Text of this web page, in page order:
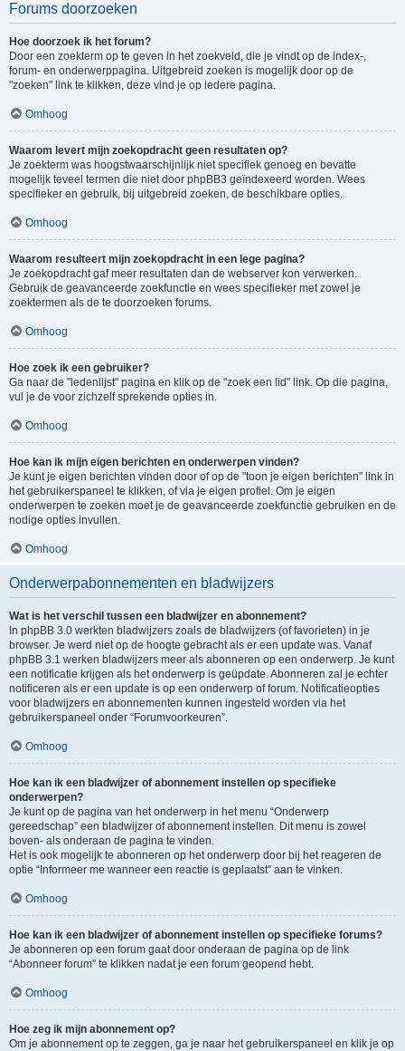
Forums doorzoeken
Hoe doorzoek ik het forum?
Door een zoekterm op te geven in het zoekveld, die je vindt op de index-,
forum- en onderwerppagina. Uitgebreid zoeken is mogelijk door op de
"zoeken" link te klikken, deze vind je op iedere pagina.
Omhoog
Waarom levert mijn zoekopdracht geen resultaten op?
Je zoekterm was hoogstwaarschijnlijk niet specifiek genoeg en bevatte
mogelijk teveel termen die niet door phpBB3 geïndexeerd worden. Wees
specifieker en gebruik, bij uitgebreid zoeken, de beschikbare opties.
Omhoog
Waarom resulteert mijn zoekopdracht in een lege pagina?
Je zoekopdracht gaf meer resultaten dan de webserver kon verwerken.
Gebruik de geavanceerde zoekfunctie en wees specifieker met zowel je
zoektermen als de te doorzoeken forums.
Omhoog
Hoe zoek ik een gebruiker?
Ga naar de "ledenlijst" pagina en klik op de "zoek een lid" link. Op die pagina,
vul je de voor zichzelf sprekende opties in.
Omhoog
Hoe kan ik mijn eigen berichten en onderwerpen vinden?
Je kunt je eigen berichten vinden door of op de "toon je eigen berichten" link in
het gebruikerspaneel te klikken, of via je eigen profiel. Om je eigen
onderwerpen te zoeken moet je de geavanceerde zoekfunctie gebruiken en de
nodige opties invullen.
Omhoog
Onderwerpabonnementen en bladwijzers
Wat is het verschil tussen een bladwijzer en abonnement?
In phpBB 3.0 werkten bladwijzers zoals de bladwijzers (of favorieten) in je
browser. Je werd niet op de hoogte gebracht als er een update was. Vanaf
phpBB 3.1 werken bladwijzers meer als abonneren op een onderwerp. Je kunt
een notificatie krijgen als het onderwerp is geüpdate. Abonneren zal je echter
notificeren als er een update is op een onderwerp of forum. Notificatieopties
voor bladwijzers en abonnementen kunnen ingesteld worden via het
gebruikerspaneel onder “Forumvoorkeuren”.
Omhoog
Hoe kan ik een bladwijzer of abonnement instellen op specifieke
onderwerpen?
Je kunt op de pagina van het onderwerp in het menu “Onderwerp
gereedschap” een bladwijzer of abonnement instellen. Dit menu is zowel
boven- als onderaan de pagina te vinden.
Het is ook mogelijk te abonneren op het onderwerp door bij het reageren de
optie “Informeer me wanneer een reactie is geplaatst” aan te vinken.
Omhoog
Hoe kan ik een bladwijzer of abonnement instellen op specifieke forums?
Je abonneren op een forum gaat door onderaan de pagina op de link
“Abonneer forum” te klikken nadat je een forum geopend hebt.
Omhoog
Hoe zeg ik mijn abonnement op?
Om je abonnement op te zeggen, ga je naar het gebruikerspaneel en klik je op